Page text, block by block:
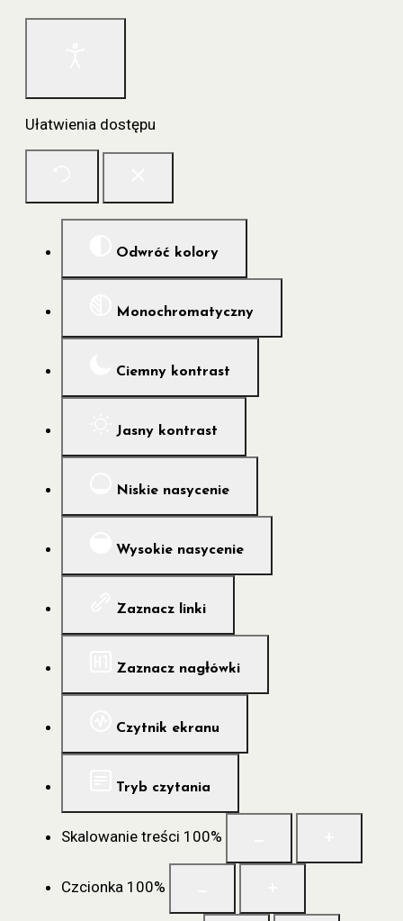
Ułatwienia dostępu
Odwróć kolory
Monochromatyczny
Ciemny kontrast
Jasny kontrast
Niskie nasycenie
Wysokie nasycenie
Zaznacz linki
Zaznacz nagłówki
Czytnik ekranu
Tryb czytania
Skalowanie treści 100%
Czcionka 100%